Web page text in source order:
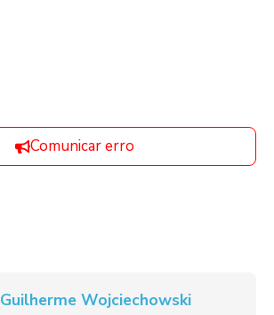
Comunicar erro
Guilherme Wojciechowski